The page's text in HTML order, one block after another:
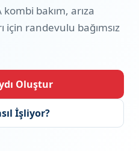
bakım, arıza
randevulu bağımsız
Oluştur
İşliyor?